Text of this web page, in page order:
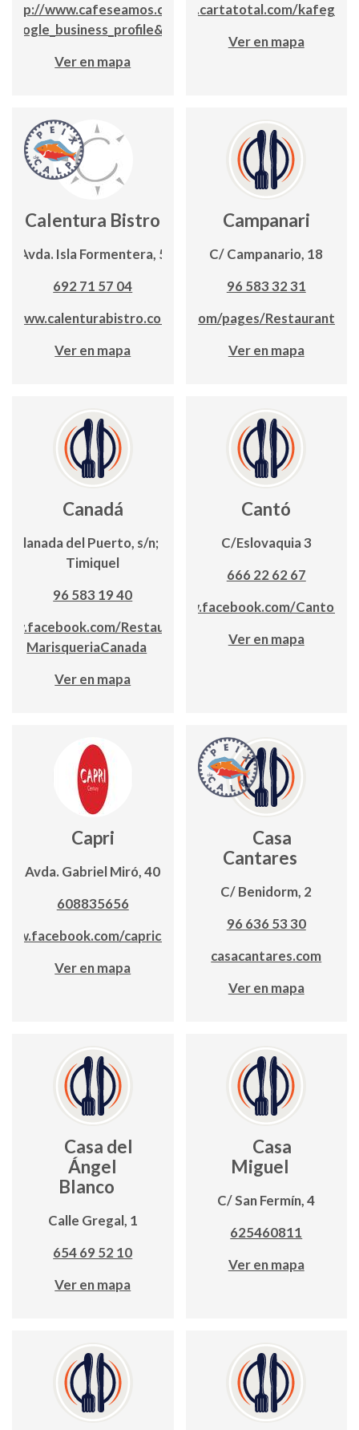
http://www.cafeseamos.com/?
Ver en mapa
app.cartatotal.com/kafeglace
Ver en mapa
Calentura Bistro
Avda. Isla Formentera, 5
692 71 57 04
www.calenturabistro.com
Ver en mapa
Campanari
C/ Campanario, 18
96 583 32 31
www.facebook.com/pages/
Ver en mapa
Canadá
Explanada del Puerto, s/n; Edf.
Timiquel
96 583 19 40
Restaurante-
MarisqueriaCanada
Ver en mapa
Cantó
C/Eslovaquia 3
666 22 62 67
https://www.facebook.com/
Ver en mapa
Capri
Avda. Gabriel Miró, 40
608835656
capricalpe
Ver en mapa
Casa
Cantares
C/ Benidorm, 2
96 636 53 30
casacantares.com
Ver en mapa
Casa del
Ángel
Blanco
Calle Gregal, 1
654 69 52 10
Ver en mapa
Casa
Miguel
C/ San Fermín, 4
625460811
Ver en mapa